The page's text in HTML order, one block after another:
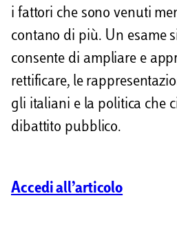
i fattori che sono venuti
contano di più. Un esame
consente di ampliare e
rettificare, le
gli italiani e la politica che
dibattito pubblico.
Accedi all’articolo